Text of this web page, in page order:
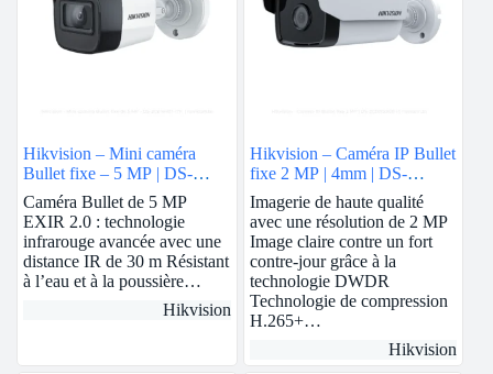
Hikvision – Mini caméra
Bullet fixe – 5 MP | DS-
2CE16H0T-ITF
Caméra Bullet de 5 MP
EXIR 2.0 : technologie
infrarouge avancée avec une
distance IR de 30 m Résistant
à l’eau et à la poussière…
Hikvision
Hikvision – Caméra IP Bullet
fixe 2 MP | 4mm | DS-
2CD1T23G0-I
Imagerie de haute qualité
avec une résolution de 2 MP
Image claire contre un fort
contre-jour grâce à la
technologie DWDR
Technologie de compression
H.265+…
Hikvision